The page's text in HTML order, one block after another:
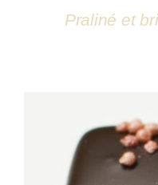
Praliné et